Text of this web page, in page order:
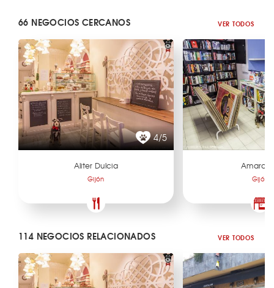
66 NEGOCIOS CERCANOS VER TODOS
4/5
Aliter Dulcia
Gijón Gijón
114 NEGOCIOS RELACIONADOS VER TODOS